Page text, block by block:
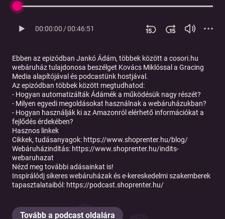
00:00:00/00:46:51
Ebben az epizódban Jankó Ádám, többek között a cosori.hu
webáruház tulajdonosa beszélget Kovács Miklóssal a Gracing
Media alapítójával és podcastünk hostjával.
Az epizódban többek között megtudhatod:
- Hogyan automatizálták Ádámék a működésük nagy részét?
- Milyen egyedi megoldásokat használnak a webáruházukban?
- Hogyan használják ki az Amazonról elérhető információkat a
fejlődés érdekében?
Hasznos linkek
Cikkek, tudásanyagok: https://www.shoprenter.hu/blog/
⁠Webáruházindítás: ⁠⁠https://www.shoprenter.hu/indits-
webaruhazat
Nézd meg további adásainkat is!
Inspirálódj sikeres webáruházak és e-kereskedelmi szakemberek
tapasztalataiból: https://podcast.shoprenter.hu/
Tovább a podcast oldalára